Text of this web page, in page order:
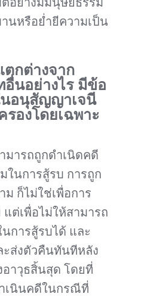
นหรือย่ำยีความเป็น
ตกต่างจาก
อื่นอย่างไร มีข้อ
อนุสัญญาเจนี
องโดยเฉพาะ
มารถถูกดำเนิดคดี
ในการสู้รบ การถูก
ม ก็ไม่ใช่เพื่อการ
ต่เพื่อไม่ให้สามารถ
การสู้รบได้ และ
ส่งตัวคืนทันทีหลัง
าวุธสิ้นสุด โดยที่
เนินคดีในกรณีที่